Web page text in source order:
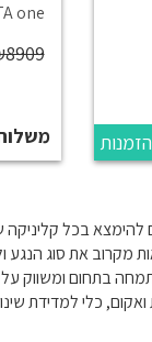
one
משלוח 50
בכל קליניקה
את סוג הנגע
בתחום ומשווק
ואקום, כלי